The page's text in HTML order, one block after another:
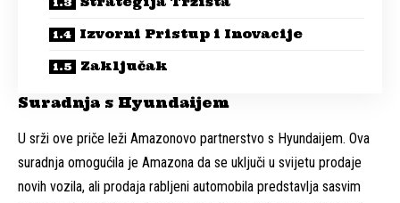
Izvorni Pristup i Inovacije
Zaključak
Suradnja s Hyundaijem
U srži ove priče leži Amazonovo partnerstvo s Hyundaijem. Ova
suradnja omogućila je Amazona da se uključi u svijetu prodaje
novih vozila, ali prodaja rabljeni automobila predstavlja sasvim